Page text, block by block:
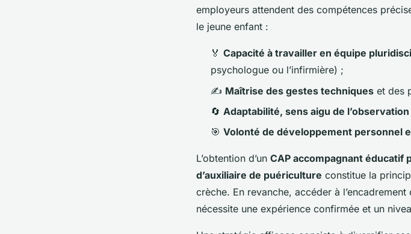
employeurs attendent des compétences
le jeune enfant :
🏅 Capacité à travailler en équipe
psychologue ou l’infirmière) ;
✍️ Maîtrise des gestes techniques et des
🔄 Adaptabilité, sens aigu de
🎯 Volonté de développement personnel
L’obtention d’un CAP accompagnant éducatif
d’auxiliaire de puériculture constitue la
crèche. En revanche, accéder à
nécessite une expérience confirmée et un